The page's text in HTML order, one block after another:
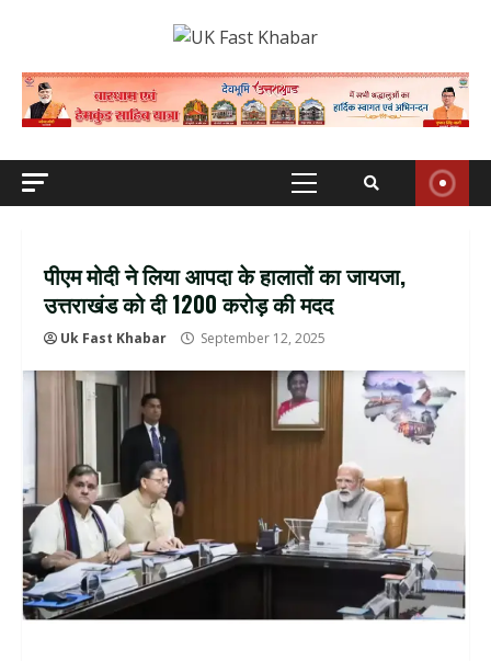
Primary
पीएम मोदी ने लिया आपदा के हालातों का जायजा,
उत्तराखंड को दी 1200 करोड़ की मदद
Uk Fast Khabar September 12, 2025